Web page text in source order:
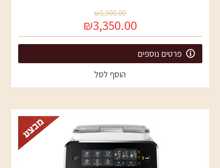
₪3,900.00
₪3,350.00
פרטים נוספים
הוסף לסל